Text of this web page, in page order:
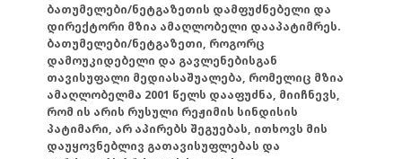
ბათუმელები/ნეტგაზეთის დამფუძნებელი და
დირექტორი მზია ამაღლობელი დააპატიმრეს.
ბათუმელები/ნეტგაზეთი, როგორც
დამოუკიდებელი და გავლენებისგან
თავისუფალი მედიასაშუალება, რომელიც მზია
ამაღლობელმა 2001 წელს დააფუძნა, მიიჩნევს,
რომ ის არის რუსული რეჟიმის სინდისის
პატიმარი, არ აპირებს შეგუებას, ითხოვს მის
დაუყოვნებლივ გათავისუფლებას და